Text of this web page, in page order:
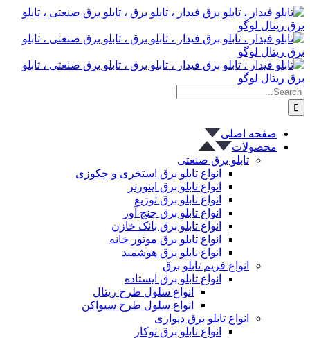
پرش
به
محتوا
Search
for:
صفحه اصلی
محصولات
تابلو برق صنعتی
انواع تابلو برق استخری و جکوزی
انواع تابلو برق اینورتر
انواع تابلو برق توزیع
انواع تابلو برق چنج آور
انواع تابلو برق بانک خازن
انواع تابلو برق موتور خانه
انواع تابلو برق هوشمند
انواع فریم تابلو برق
انواع تابلو برق ایستاده
انواع سلول طرح ریتال
انواع سلول طرح سیواکن
انواع تابلو برق دیواری
انواع تابلو برق توکار